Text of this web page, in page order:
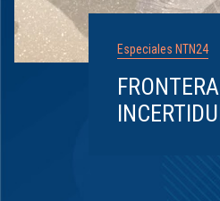
Especiales NTN24